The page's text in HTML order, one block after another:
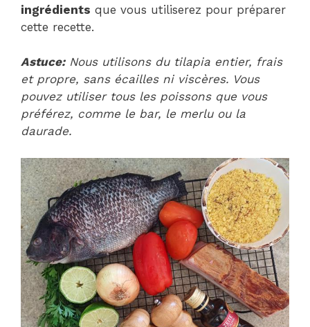
ingrédients que vous utiliserez pour préparer
cette recette.
Astuce:Nous utilisons du tilapia entier, frais
et propre, sans écailles ni viscères. Vous
pouvez utiliser tous les poissons que vous
préférez, comme le bar, le merlu ou la
daurade.